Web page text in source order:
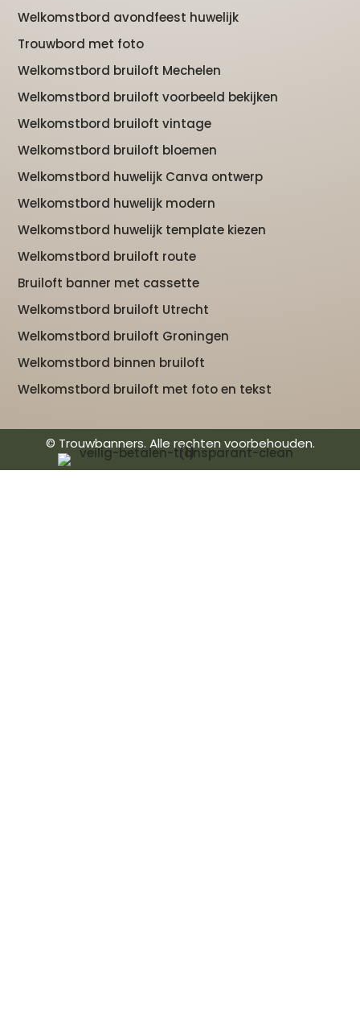
Welkomstbord avondfeest huwelijk
Trouwbord met foto
Welkomstbord bruiloft Mechelen
Welkomstbord bruiloft voorbeeld bekijken
Welkomstbord bruiloft vintage
Welkomstbord bruiloft bloemen
Welkomstbord huwelijk Canva ontwerp
Welkomstbord huwelijk modern
Welkomstbord huwelijk template kiezen
Welkomstbord bruiloft route
Bruiloft banner met cassette
Welkomstbord bruiloft Utrecht
Welkomstbord bruiloft Groningen
Welkomstbord binnen bruiloft
Welkomstbord bruiloft met foto en tekst
© Trouwbanners. Alle rechten voorbehouden.